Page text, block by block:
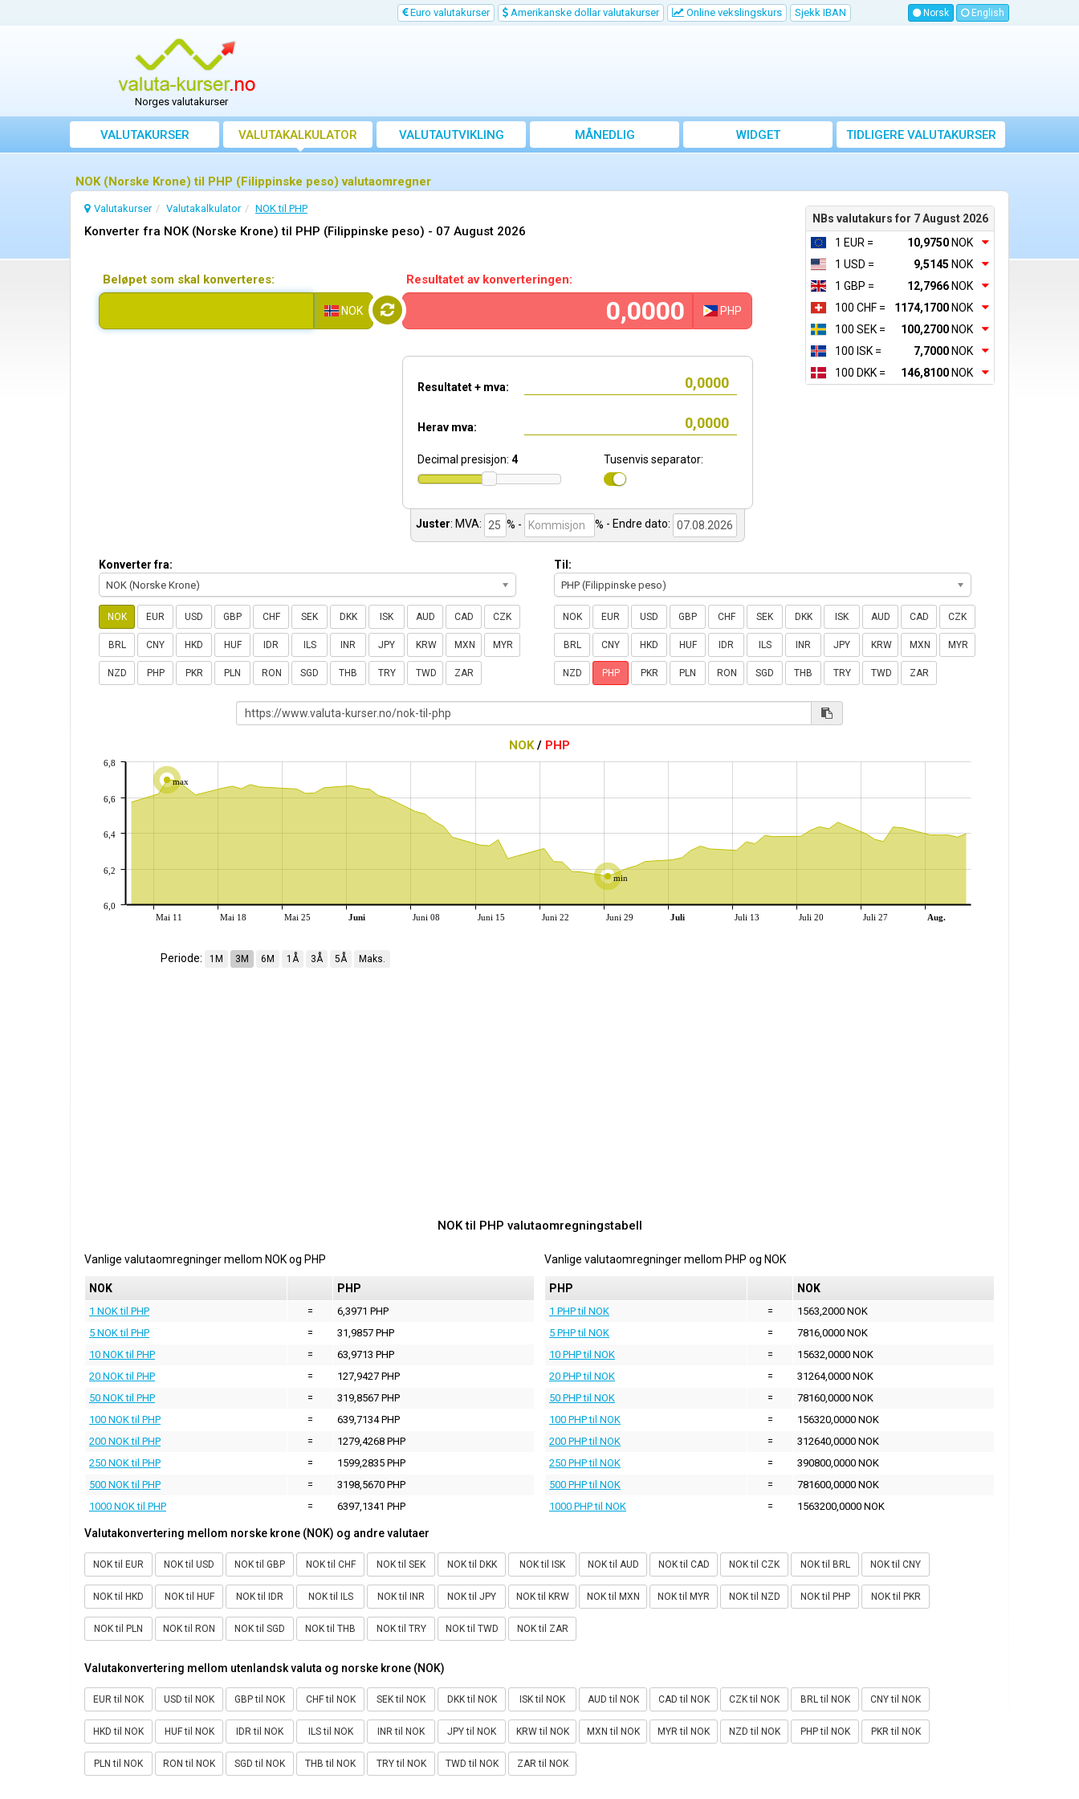
Euro valutakurser Amerikanske dollar valutakurser Online vekslingskurs Sjekk IBAN Norsk English
Norges valutakurser
VALUTAKURSER VALUTAKALKULATOR VALUTAUTVIKLING
MÅNEDLIG
GJENNOMSNITTSKURS
WIDGET TIDLIGERE VALUTAKURSER
NOK (Norske Krone) til PHP (Filippinske peso) valutaomregner
NBs valutakurs for 7 August 2026
1 EUR =
10,9750 NOK
1 USD =
9,5145 NOK
1 GBP =
12,7966 NOK
100 CHF =
1174,1700 NOK
100 SEK =
100,2700 NOK
100 ISK =
7,7000 NOK
100 DKK =
146,8100 NOK
Valutakurser Valutakalkulator NOK til PHP
Konverter fra NOK (Norske Krone) til PHP (Filippinske peso) - 07 August 2026
Beløpet som skal konverteres:
NOK
Resultatet av konverteringen:
PHP
Resultatet + mva:
Herav mva:
Decimal presisjon: 4 Tusenvis separator:
Juster: MVA: % - % - Endre dato:
Konverter fra:
NOK (Norske Krone)
NOK EUR USD GBP CHF SEK DKK ISK AUD CAD CZK
BRL CNY HKD HUF IDR ILS INR JPY KRW MXN MYR
NZD PHP PKR PLN RON SGD THB TRY TWD ZAR
Til:
PHP (Filippinske peso)
NOK EUR USD GBP CHF SEK DKK ISK AUD CAD CZK
BRL CNY HKD HUF IDR ILS INR JPY KRW MXN MYR
NZD PHP PKR PLN RON SGD THB TRY TWD ZAR
NOK/ PHP
max
min
Mai 11 Mai 18 Mai 25 Juni Juni 08 Juni 15 Juni 22 Juni 29 Juli Juli 13 Juli 20 Juli 27 Aug.
6,0
6,2
6,4
6,6
6,8
Periode: 1M 3M 6M 1Å 3Å 5Å Maks.
NOK til PHP valutaomregningstabell
Vanlige valutaomregninger mellom NOKog PHP
NOK PHP
1 NOK til PHP =
6,3971 PHP
5 NOK til PHP
=
31,9857 PHP
10 NOK til PHP
=
63,9713 PHP
20 NOK til PHP
=
127,9427 PHP
50 NOK til PHP
=
319,8567 PHP
100 NOK til PHP
=
639,7134 PHP
200 NOK til PHP
=
1279,4268 PHP
250 NOK til PHP
=
1599,2835 PHP
500 NOK til PHP
=
3198,5670 PHP
1000 NOK til PHP
= 6397,1341 PHP
Vanlige valutaomregninger mellom PHP og NOK
PHP NOK
1 PHP til NOK =
1563,2000 NOK
5 PHP til NOK
=
7816,0000 NOK
10 PHP til NOK
=
15632,0000 NOK
20 PHP til NOK
=
31264,0000 NOK
50 PHP til NOK
=
78160,0000 NOK
100 PHP til NOK
=
156320,0000 NOK
200 PHP til NOK
=
312640,0000 NOK
250 PHP til NOK
=
390800,0000 NOK
500 PHP til NOK
=
781600,0000 NOK
1000 PHP til NOK
= 1563200,0000 NOK
Valutakonvertering mellom norske krone (NOK) og andre valutaer
NOK til EUR NOK til USD NOK til GBP NOK til CHF NOK til SEK NOK til DKK NOK til ISK NOK til AUD NOK til CAD NOK til CZK NOK til BRL NOK til CNY
NOK til HKD NOK til HUF NOK til IDR NOK til ILS NOK til INR NOK til JPY NOK til KRW NOK til MXN NOK til MYR NOK til NZD NOK til PHP NOK til PKR
NOK til PLN NOK til RON NOK til SGD NOK til THB NOK til TRY NOK til TWD NOK til ZAR
Valutakonvertering mellom utenlandsk valuta og norske krone (NOK)
EUR til NOK USD til NOK GBP til NOK CHF til NOK SEK til NOK DKK til NOK ISK til NOK AUD til NOK CAD til NOK CZK til NOK BRL til NOK CNY til NOK
HKD til NOK HUF til NOK IDR til NOK ILS til NOK INR til NOK JPY til NOK KRW til NOK MXN til NOK MYR til NOK NZD til NOK PHP til NOK PKR til NOK
PLN til NOK RON til NOK SGD til NOK THB til NOK TRY til NOK TWD til NOK ZAR til NOK